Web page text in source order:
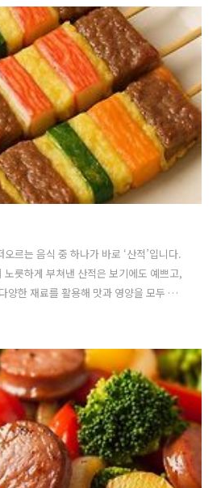
소해 드리겠습니다. 1. 떡볶이의 유구한
는 한국의 역사와 문화를 담고 있는 음식
떡볶이의 모습은 비교적 최근에 등장했지
오래전으로 거슬러 올라갑니다. 🍥 궁중 떡
러운 별미떡을 이용한 요리는 조선시대
르는 음식 중 하나가 바로 ‘산적’입니다.
릇하게 부쳐낸 산적은 보기에도 예쁘고,
양한 재료를 활용해 맛과 영양을 모두 챙
적이란 무엇인가요?‘산적’은 고기, 채소,
에 꿰어 양념한 뒤 부쳐내거나 구워서 만드
대 궁중 요리로도 자주 등장했던 산적은
손님상이나 제사상에도 자주 오릅니다.
, 애호박, 파프리카, 당근 등을 사..